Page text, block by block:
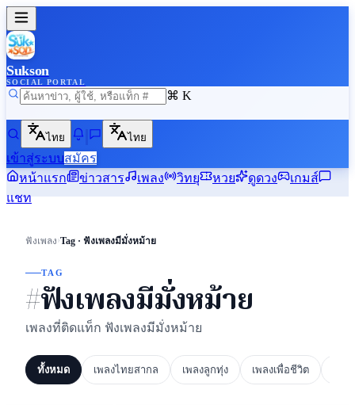
Sukson
SOCIAL PORTAL
⌘ K
ไทย ไทย
เข้าสู่ระบบสมัคร
หน้าแรก
ข่าวสาร เพลง วิทยุ หวย ดูดวง
เกมส์
แชท
ฟังเพลง›Tag · ฟังเพลงมีมั่งหม้าย
TAG
#ฟังเพลงมีมั่งหม้าย
เพลงที่ติดแท็ก ฟังเพลงมีมั่งหม้าย
ทั้งหมด เพลงไทยสากล เพลงลูกทุ่ง เพลงเพื่อชีวิต